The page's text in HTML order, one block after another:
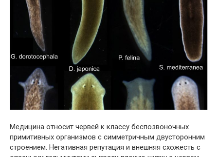
Медицина относит червей к классу беспозвоночных
примитивных организмов с симметричным двусторонним
строением. Негативная репутация и внешняя схожесть с